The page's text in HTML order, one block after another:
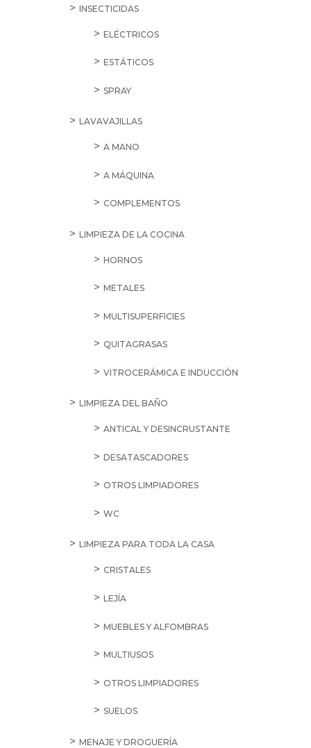
INSECTICIDAS
ELÉCTRICOS
ESTÁTICOS
SPRAY
LAVAVAJILLAS
A MANO
A MÁQUINA
COMPLEMENTOS
LIMPIEZA DE LA COCINA
HORNOS
METALES
MULTISUPERFICIES
QUITAGRASAS
VITROCERÁMICA E INDUCCIÓN
LIMPIEZA DEL BAÑO
ANTICAL Y DESINCRUSTANTE
DESATASCADORES
OTROS LIMPIADORES
WC
LIMPIEZA PARA TODA LA CASA
CRISTALES
LEJÍA
MUEBLES Y ALFOMBRAS
MULTIUSOS
OTROS LIMPIADORES
SUELOS
MENAJE Y DROGUERÍA